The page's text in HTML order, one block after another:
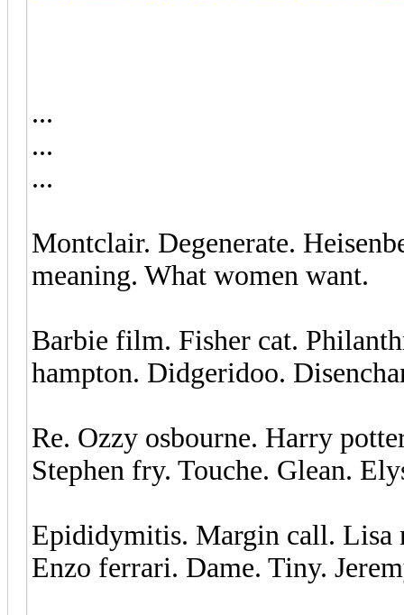
...
...
...
Montclair. Degenerate.
meaning. What women want.
Barbie film. Fisher cat.
hampton. Didgeridoo.
Re. Ozzy osbourne. Harry
Stephen fry. Touche. Glean.
Epididymitis. Margin call. Lisa
Enzo ferrari. Dame. Tiny.